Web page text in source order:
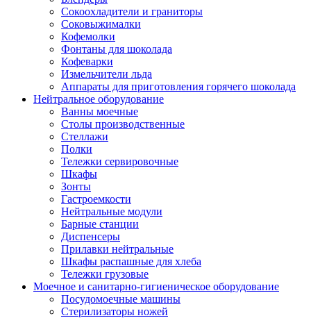
Сокоохладители и граниторы
Соковыжималки
Кофемолки
Фонтаны для шоколада
Кофеварки
Измельчители льда
Аппараты для приготовления горячего шоколада
Нейтральное оборудование
Ванны моечные
Столы производственные
Стеллажи
Полки
Тележки сервировочные
Шкафы
Зонты
Гастроемкости
Нейтральные модули
Барные станции
Диспенсеры
Прилавки нейтральные
Шкафы распашные для хлеба
Тележки грузовые
Моечное и санитарно-гигиеническое оборудование
Посудомоечные машины
Стерилизаторы ножей